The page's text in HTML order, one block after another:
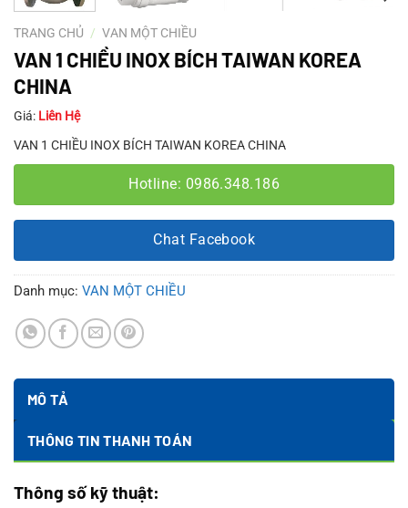
TRANG CHỦ / VAN MỘT CHIỀU
VAN 1 CHIỀU INOX BÍCH TAIWAN KOREA
CHINA
Giá: Liên Hệ
VAN 1 CHIỀU INOX BÍCH TAIWAN KOREA CHINA
Hotline: 0986.348.186
Chat Facebook
Danh mục: VAN MỘT CHIỀU
MÔ TẢ
THÔNG TIN THANH TOÁN
Thông số kỹ thuật: